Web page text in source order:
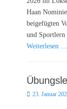
Haan
beigefügten
und Sportlern
Weiterlesen …
Posted
23. Januar